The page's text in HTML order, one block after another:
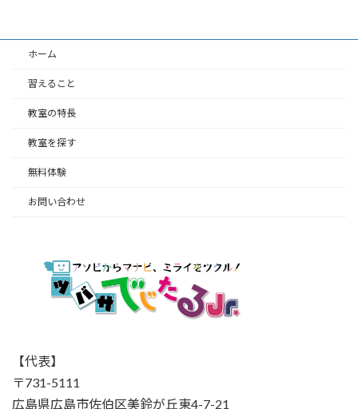
ホーム
習えること
教室の特長
教室を探す
無料体験
お問い合わせ
【代表】
〒731-5111
広島県広島市佐伯区美鈴が丘東4-7-21